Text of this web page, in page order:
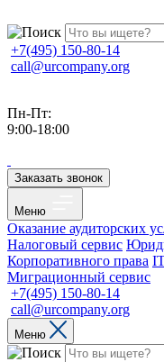
+7(495) 150-80-14
call@urcompany.org
Пн-Пт:
9:00-18:00
Заказать звонок
Меню
Оказание аудиторских
Налоговый сервис
Корпоративного права
Миграционный сервис
+7(495) 150-80-14
call@urcompany.org
Меню